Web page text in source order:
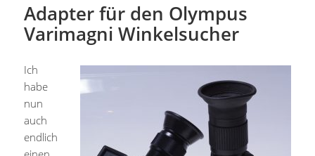
Adapter für den Olympus
Varimagni Winkelsucher
Ich
habe
nun
auch
endlich